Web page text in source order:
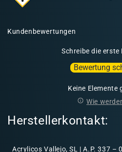
Kundenbewertungen
Schreibe die erste
Bewertung
Keine Elemente
Wie
Herstellerkontakt:
Acrylicos Vallejo, SL | A.P. 337 –